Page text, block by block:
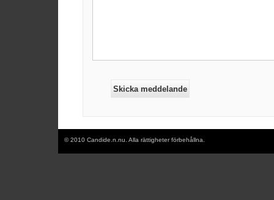
© 2010 Candide.n.nu. Alla rättigheter förbehållna.